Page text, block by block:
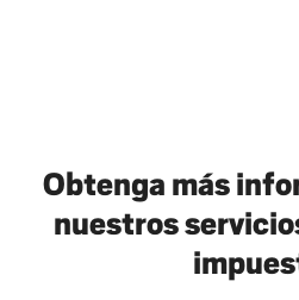
Obtenga más
nuestros